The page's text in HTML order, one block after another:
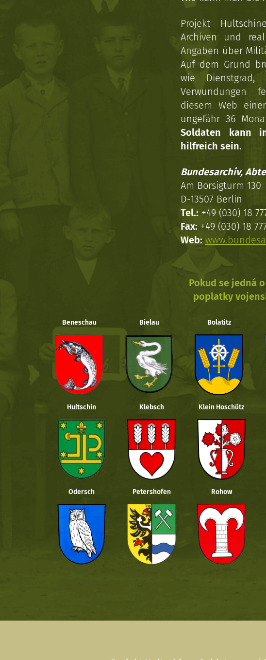
Projekt
Archiven und
Angaben über
Auf dem Grund
wie Dienstgrad,
Verwundungen
diesem Web
ungefähr 36
Soldaten kann
hilfreich sein.
Bundesarchiv,
Am Borsigturm 130
D-13507 Berlin
Tel.: +49 (030) 18
Fax: +49 (030) 18
Web:
Pokud se jedná
poplatky
Beneschau Bielau Bolatitz
Hultschin Klebsch Klein Hoschütz
Odersch Petershofen Rohow